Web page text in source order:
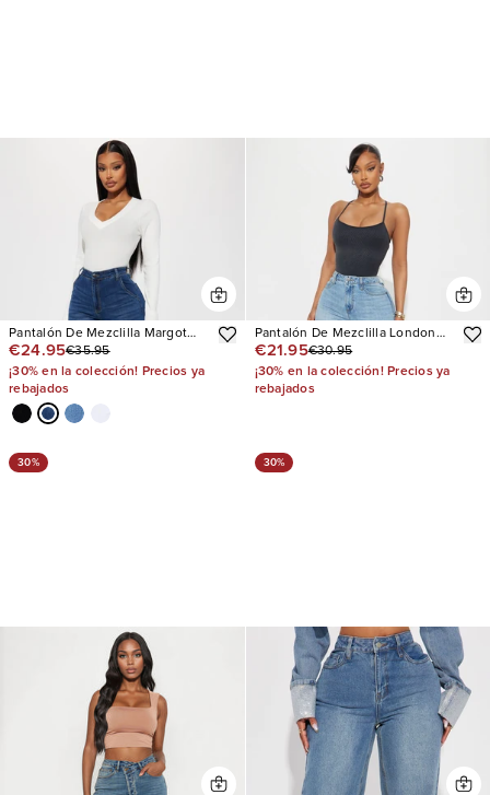
Pantalón De Mezclilla Margot
Stretch Trouser
€24.95€35.95
¡30% en la colección! Precios ya
rebajados
Pantalón De Mezclilla London
High Rise Straight Leg
€21.95€30.95
¡30% en la colección! Precios ya
rebajados
30% 30%